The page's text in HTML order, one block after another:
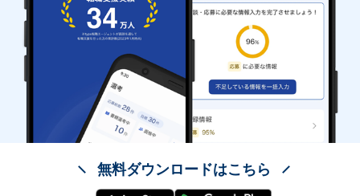
無料ダウンロードはこちら